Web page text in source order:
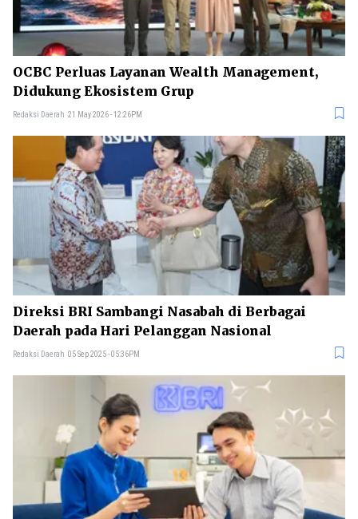
OCBC Perluas Layanan Wealth Management,
Didukung Ekosistem Grup
Redaksi Daerah 21 May 2026 - 12:26PM
Direksi BRI Sambangi Nasabah di Berbagai
Daerah pada Hari Pelanggan Nasional
Redaksi Daerah 05 Sep 2025 - 05:36PM